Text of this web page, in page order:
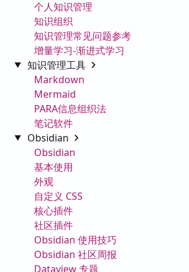
个人知识管理
知识组织
知识管理常见问题参考
增量学习-渐进式学习
知识管理工具
Markdown
Mermaid
PARA信息组织法
笔记软件
Obsidian
Obsidian
基本使用
外观
自定义 CSS
核心插件
社区插件
Obsidian 使用技巧
Obsidian 社区周报
Dataview 专题